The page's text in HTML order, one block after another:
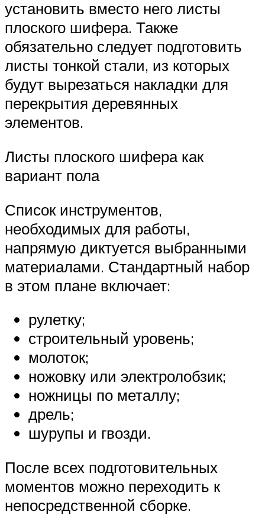
установить вместо него листы
плоского шифера. Также
обязательно следует подготовить
листы тонкой стали, из которых
будут вырезаться накладки для
перекрытия деревянных
элементов.
Листы плоского шифера как
вариант пола
Список инструментов,
необходимых для работы,
напрямую диктуется выбранными
материалами. Стандартный набор
в этом плане включает:
рулетку;
строительный уровень;
молоток;
ножовку или электролобзик;
ножницы по металлу;
дрель;
шурупы и гвозди.
После всех подготовительных
моментов можно переходить к
непосредственной сборке.